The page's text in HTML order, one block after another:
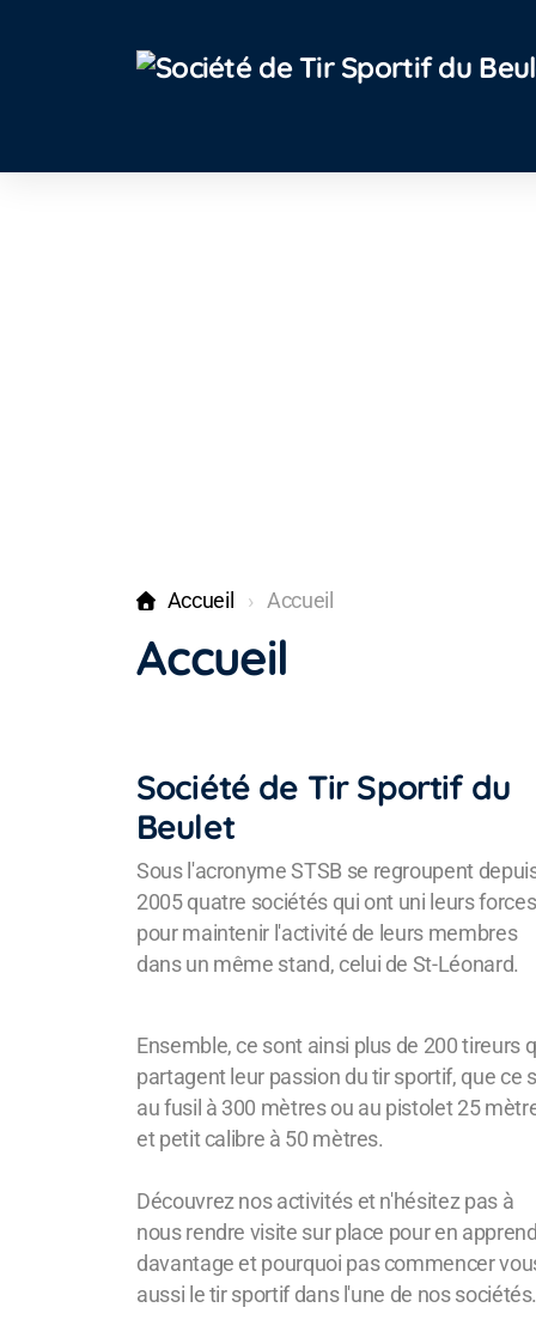
Accueil Accueil
Accueil
Société de Tir Sportif du
Beulet
Sous l'acronyme STSB se regroupent
2005 quatre sociétés qui ont uni leurs forces
pour maintenir l'activité de leurs membres
dans un même stand, celui de St-Léonard.
Ensemble, ce sont ainsi plus de 200 tireurs
partagent leur passion du tir sportif, que ce
au fusil à 300 mètres ou au pistolet 25
et petit calibre à 50 mètres.
Découvrez nos activités et n'hésitez pas à
nous rendre visite sur place pour en
davantage et pourquoi pas commencer
aussi le tir sportif dans l'une de nos sociétés.